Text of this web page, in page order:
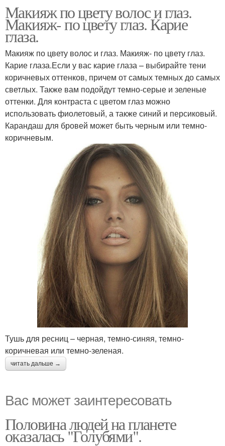
Макияж по цвету волос и глаз.
Макияж- по цвету глаз. Карие
глаза.
Макияж по цвету волос и глаз. Макияж- по цвету глаз.
Карие глаза.Если у вас карие глаза – выбирайте тени
коричневых оттенков, причем от самых темных до самых
светлых. Также вам подойдут темно-серые и зеленые
оттенки. Для контраста с цветом глаз можно
использовать фиолетовый, а также синий и персиковый.
Карандаш для бровей может быть черным или темно-
коричневым.
Тушь для ресниц – черная, темно-синяя, темно-
коричневая или темно-зеленая.
читать дальше →
Вас может заинтересовать
Половина людей на планете
оказалась "Голубями".